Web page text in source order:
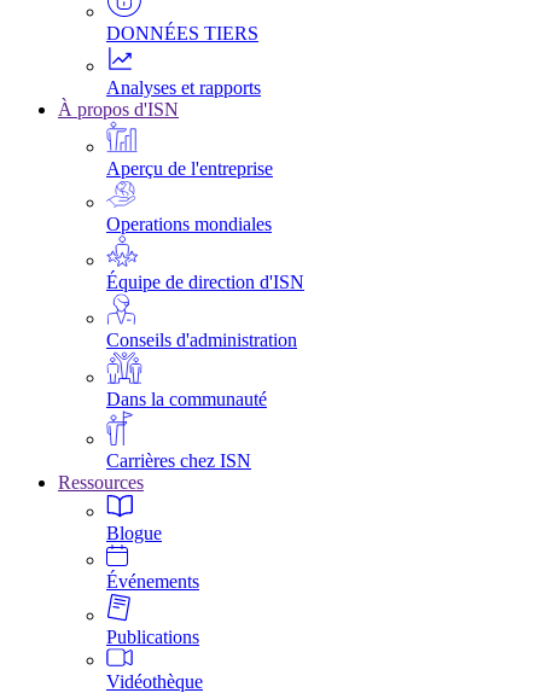
DONNÉES TIERS
Analyses et rapports
À propos d'ISN
Aperçu de l'entreprise
Operations mondiales
Équipe de direction d'ISN
Conseils d'administration
Dans la communauté
Carrières chez ISN
Ressources
Blogue
Événements
Publications
Vidéothèque